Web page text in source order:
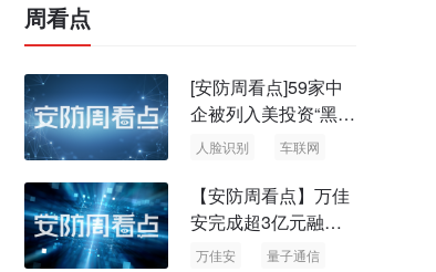
周看点
[安防周看点]59家中
企被列入美投资“黑名
单” 中国信通院启动
人脸识别 车联网
【安防周看点】万佳
安完成超3亿元融资
国内首批量子通信标
万佳安 量子通信